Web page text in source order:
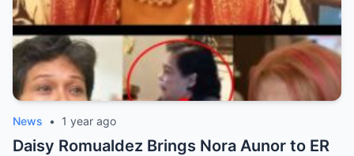
News • 1 year ago
Daisy Romualdez Brings Nora Aunor to ER